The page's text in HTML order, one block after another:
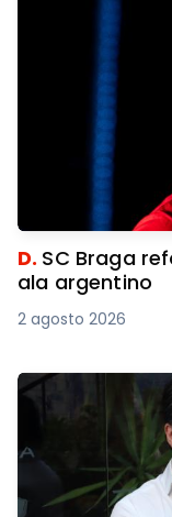
D. SC Braga
ala argentino
2 agosto 2026